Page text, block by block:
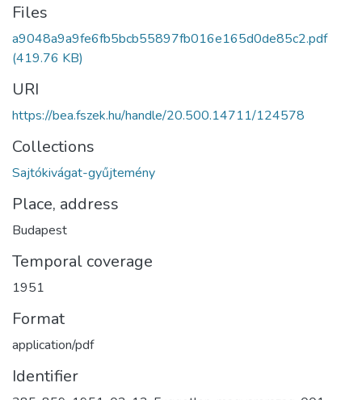
Files
a9048a9a9fe6fb5bcb55897fb016e165d0de85c2.pdf
(419.76 KB)
URI
https://bea.fszek.hu/handle/20.500.14711/124578
Collections
Sajtókivágat-gyűjtemény
Place, address
Budapest
Temporal coverage
1951
Format
application/pdf
Identifier